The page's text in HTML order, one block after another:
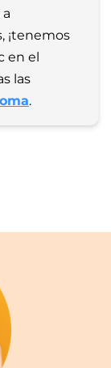
¡tenemos
en el
.